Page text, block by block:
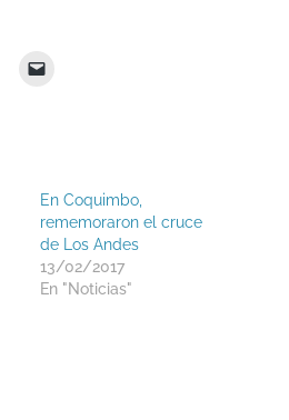
En Coquimbo,
rememoraron el cruce
de Los Andes
13/02/2017
En "Noticias"